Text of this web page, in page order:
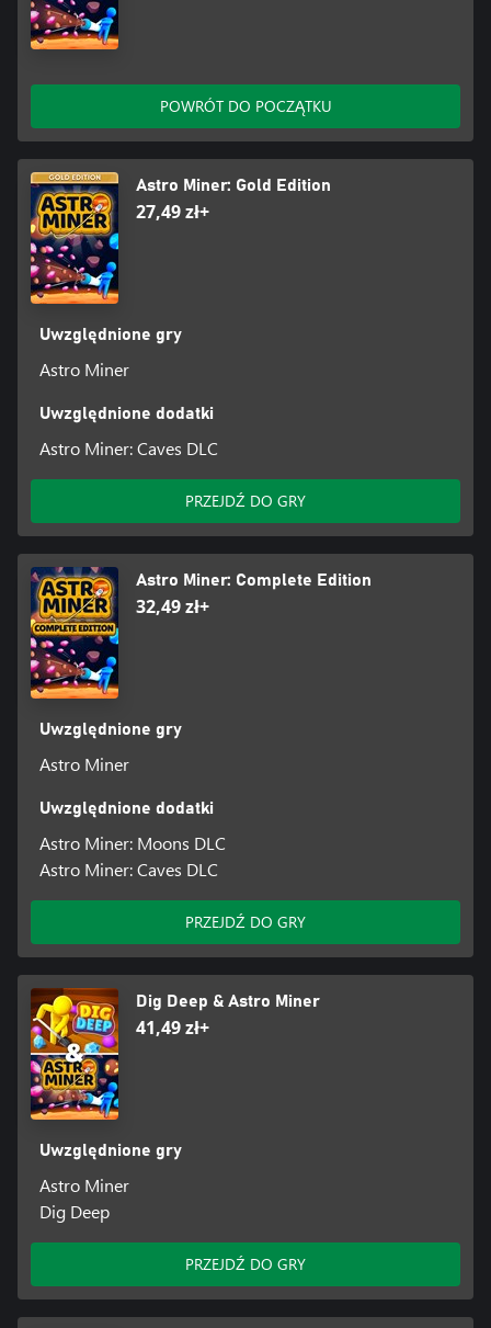
cenne kryształy!
POWRÓT DO POCZĄTKU
Astro Miner: Gold Edition
27,49 zł+
Uwzględnione gry
Astro Miner
Uwzględnione dodatki
Astro Miner: Caves DLC
PRZEJDŹ DO GRY
Astro Miner: Complete Edition
32,49 zł+
Uwzględnione gry
Astro Miner
Uwzględnione dodatki
Astro Miner: Moons DLC
Astro Miner: Caves DLC
PRZEJDŹ DO GRY
Dig Deep & Astro Miner
41,49 zł+
Uwzględnione gry
Astro Miner
Dig Deep
PRZEJDŹ DO GRY